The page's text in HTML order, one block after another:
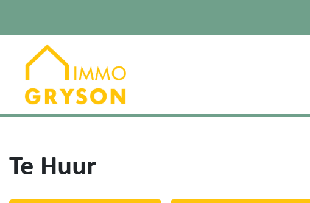
Te Huur